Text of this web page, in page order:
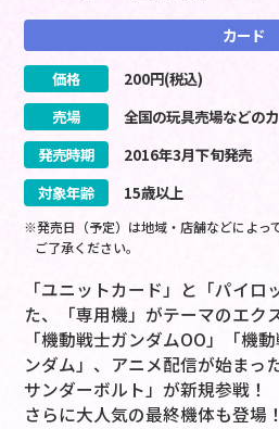
カード
価格 200円(税込)
売場
全国の玩具売場などの
発売時期
2016年3月下旬発売
対象年齢
15歳以上
※発売日（予定）は地域・店舗などによっ
ご了承ください。
「ユニットカード」と「パイロ
た、「専用機」がテーマのエク
「機動戦士ガンダムOO」「機
ンダム」、アニメ配信が始まっ
サンダーボルト」が新規参戦！
さらに大人気の最終機体も登場！